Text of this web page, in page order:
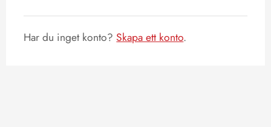
Har du inget konto?Skapa ett konto.